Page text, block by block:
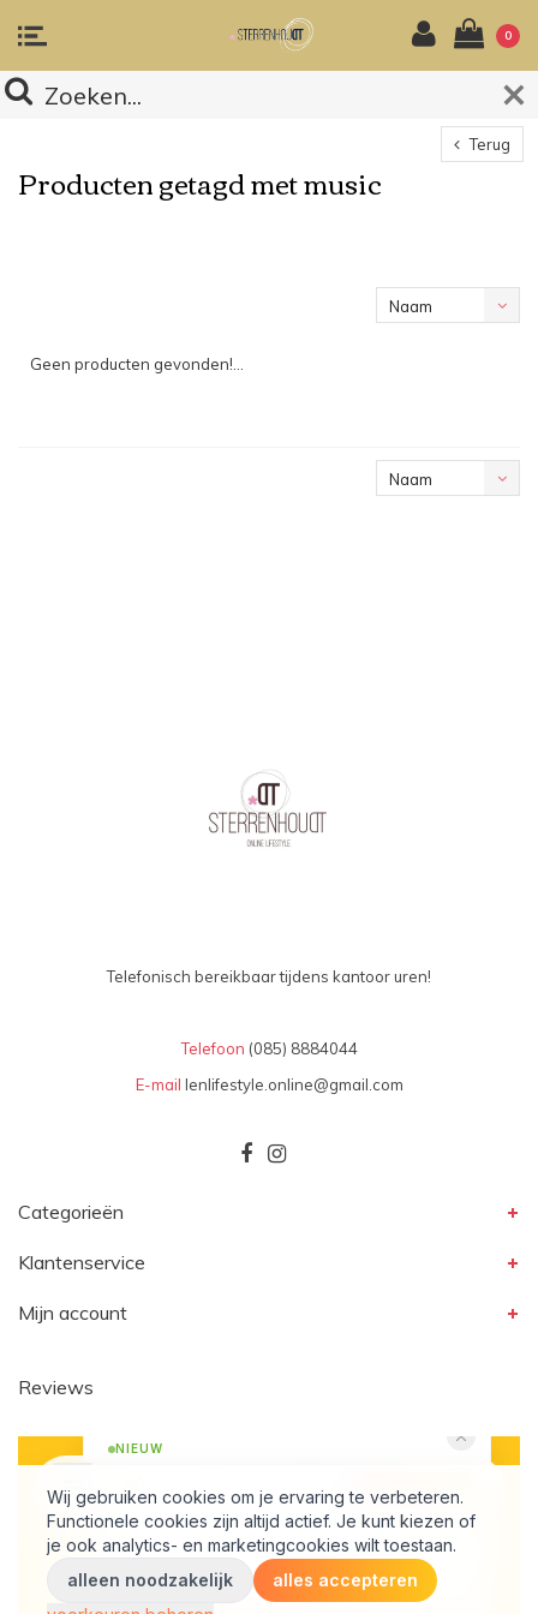
0
Terug
Producten getagd met music
Naam
Geen producten gevonden!...
Naam
Telefonisch bereikbaar tijdens kantoor uren!
Telefoon (085) 8884044
E-mail lenlifestyle.online@gmail.com
Categorieën
Klantenservice
Mijn account
Reviews